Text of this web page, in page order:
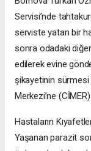
Servisi’nde
serviste yatan bir
sonra odadaki
edilerek evine
şikayetinin sürmesi
Merkezi’ne
Hastaların
Yaşanan parazit